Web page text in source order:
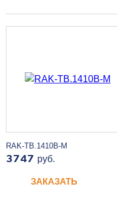
RAK-TB.1410B-M
3747 руб.
ЗАКАЗАТЬ